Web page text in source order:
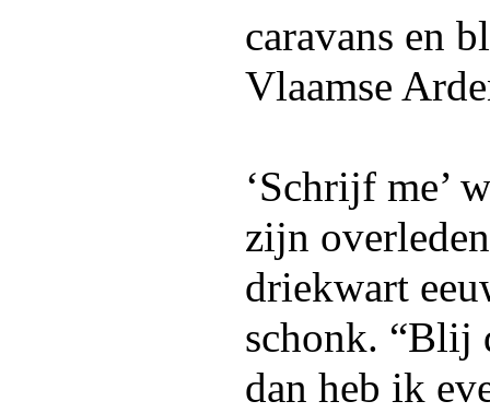
caravans en
Vlaamse
‘Schrijf me’
zijn
driekwart
schonk. “Blij
dan heb ik